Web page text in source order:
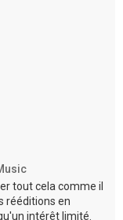
tout cela comme il
rééditions en
intérêt limité.